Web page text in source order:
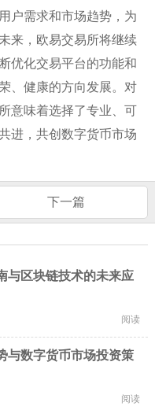
户需求和市场趋势，为
来，欧易交易所将继续
优化交易平台的功能和
、健康的方向发展。对
意味着选择了专业、可
进，共创数字货币市场
下一篇
与区块链技术的未来应
阅读
与数字货币市场投资策
阅读